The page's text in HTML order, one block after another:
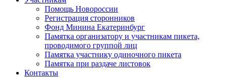
Помощь Новороссии
Регистрация сторонников
Фонд Минина Екатеринбург
Памятка организатору и участникам пикета,
проводимого группой лиц
Памятка участнику одиночного пикета
Памятка при раздаче листовок
Контакты